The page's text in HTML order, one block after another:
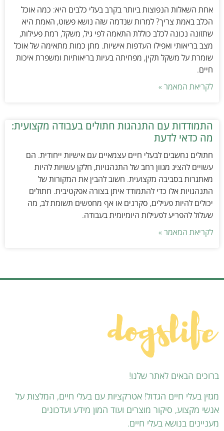
אחת השאלות הנפוצות ביותר בקרב בעלי כלבים היא: כמה אוכל
הכלב באמת צריך? למרות שנדמה שזה נושא פשוט, האמת היא
שתזונה נכונה לכלב כוללת התאמה לפי גיל, משקל, רמת פעילות,
מצב בריאותי ואפילו העדפות אישיות. מתן כמות מתאימה של אוכל
שומרת על משקל תקין, מפחיתה בעיות בריאותיות ומשפרת איכות
חיים.
לקריאת המאמר »
התמודדות עם התנהגות חתולים בעבודה מקצועית:
מה כדאי לדעת
חתולים נחשבים לבעלי חיים עצמאיים עם אישיות ייחודית. הם
עשויים להציג מגוון רחב של התנהגויות, חלקן עשויות להיות
מאתגרות בסביבה מקצועית. חשוב להבין את המקורות של
התנהגויות אלו כדי להתמודד איתן בצורה אפקטיבית. חתולים
יכולים להיות פעילים, סקרנים או אף מחפשים תשומת לב, מה
שעלול להפריע לפעילות היומיומית בעבודה.
לקריאת המאמר »
ברוכים הבאים לאתר שלנו!
מגזין בעלי חיים הגדול! אטרקציות עם בעלי חיים, המלצות על
אנשי מקצוע, סיקור מוצרים ועוד המון מידע ועדכונים
מעניינים בנושא בעלי חיים.